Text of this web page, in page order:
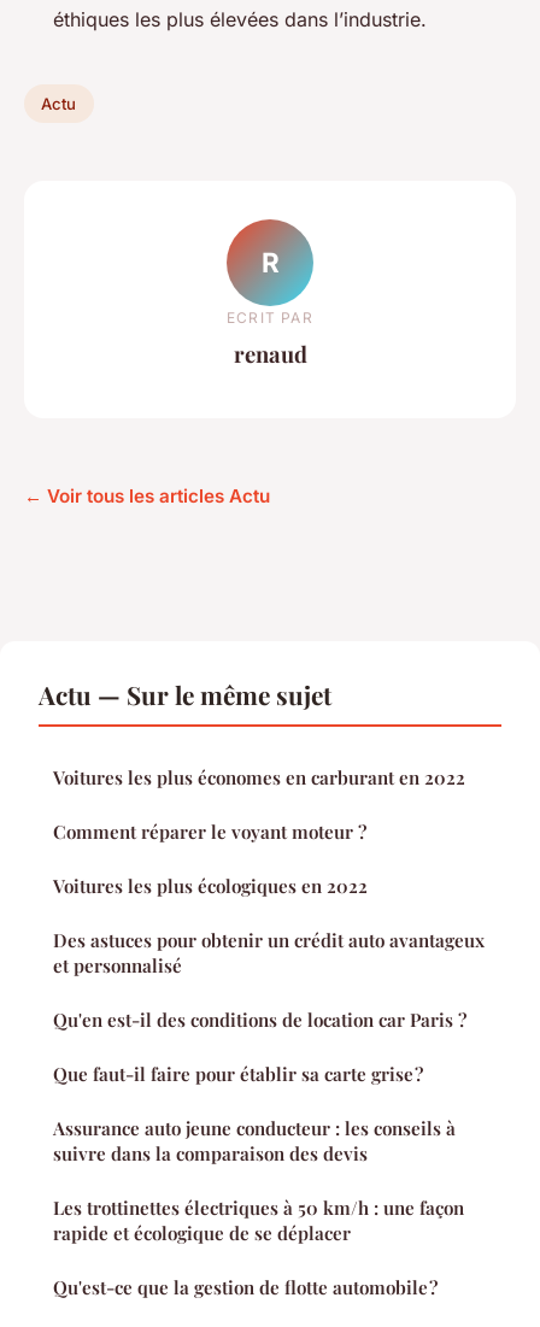
éthiques les plus élevées dans l’industrie.
Actu
R
ECRIT PAR
renaud
← Voir tous les articles Actu
Actu — Sur le même sujet
Voitures les plus économes en carburant en 2022
Comment réparer le voyant moteur ?
Voitures les plus écologiques en 2022
Des astuces pour obtenir un crédit auto avantageux
et personnalisé
Qu'en est-il des conditions de location car Paris ?
Que faut-il faire pour établir sa carte grise ?
Assurance auto jeune conducteur : les conseils à
suivre dans la comparaison des devis
Les trottinettes électriques à 50 km/h : une façon
rapide et écologique de se déplacer
Qu'est-ce que la gestion de flotte automobile ?